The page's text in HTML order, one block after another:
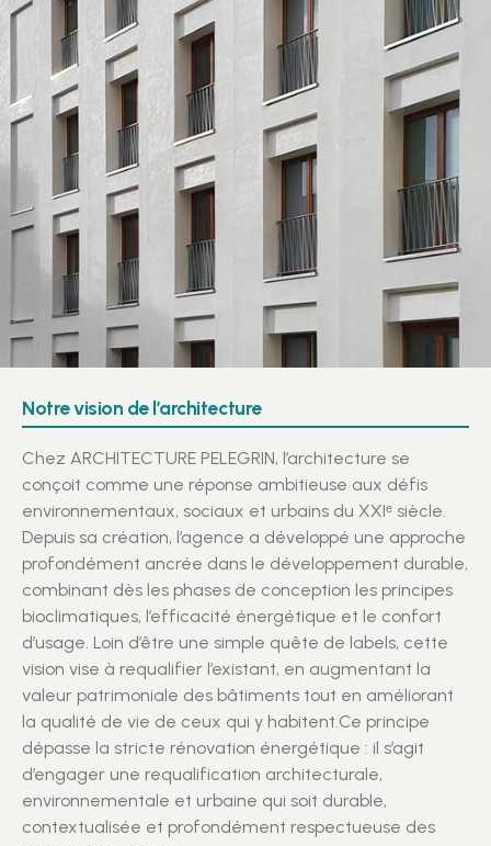
Notre vision et philosophie
Notre vision de l’architecture
Chez ARCHITECTURE PELEGRIN, l’architecture se
conçoit comme une réponse ambitieuse aux défis
environnementaux, sociaux et urbains du XXIᵉ siècle.
Depuis sa création, l’agence a développé une approche
profondément ancrée dans le développement durable,
combinant dès les phases de conception les principes
bioclimatiques, l’efficacité énergétique et le confort
d’usage. Loin d’être une simple quête de labels, cette
vision vise à requalifier l’existant, en augmentant la
valeur patrimoniale des bâtiments tout en améliorant
la qualité de vie de ceux qui y habitent.Ce principe
dépasse la stricte rénovation énergétique : il s’agit
d’engager une requalification architecturale,
environnementale et urbaine qui soit durable,
contextualisée et profondément respectueuse des